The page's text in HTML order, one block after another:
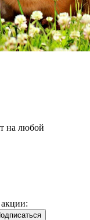
на любой